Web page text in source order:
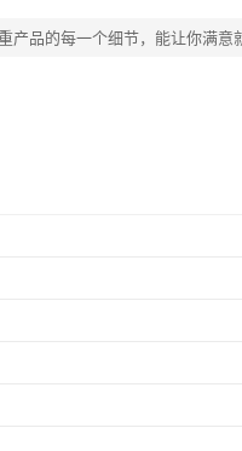
产品的每一个细节，能让你满